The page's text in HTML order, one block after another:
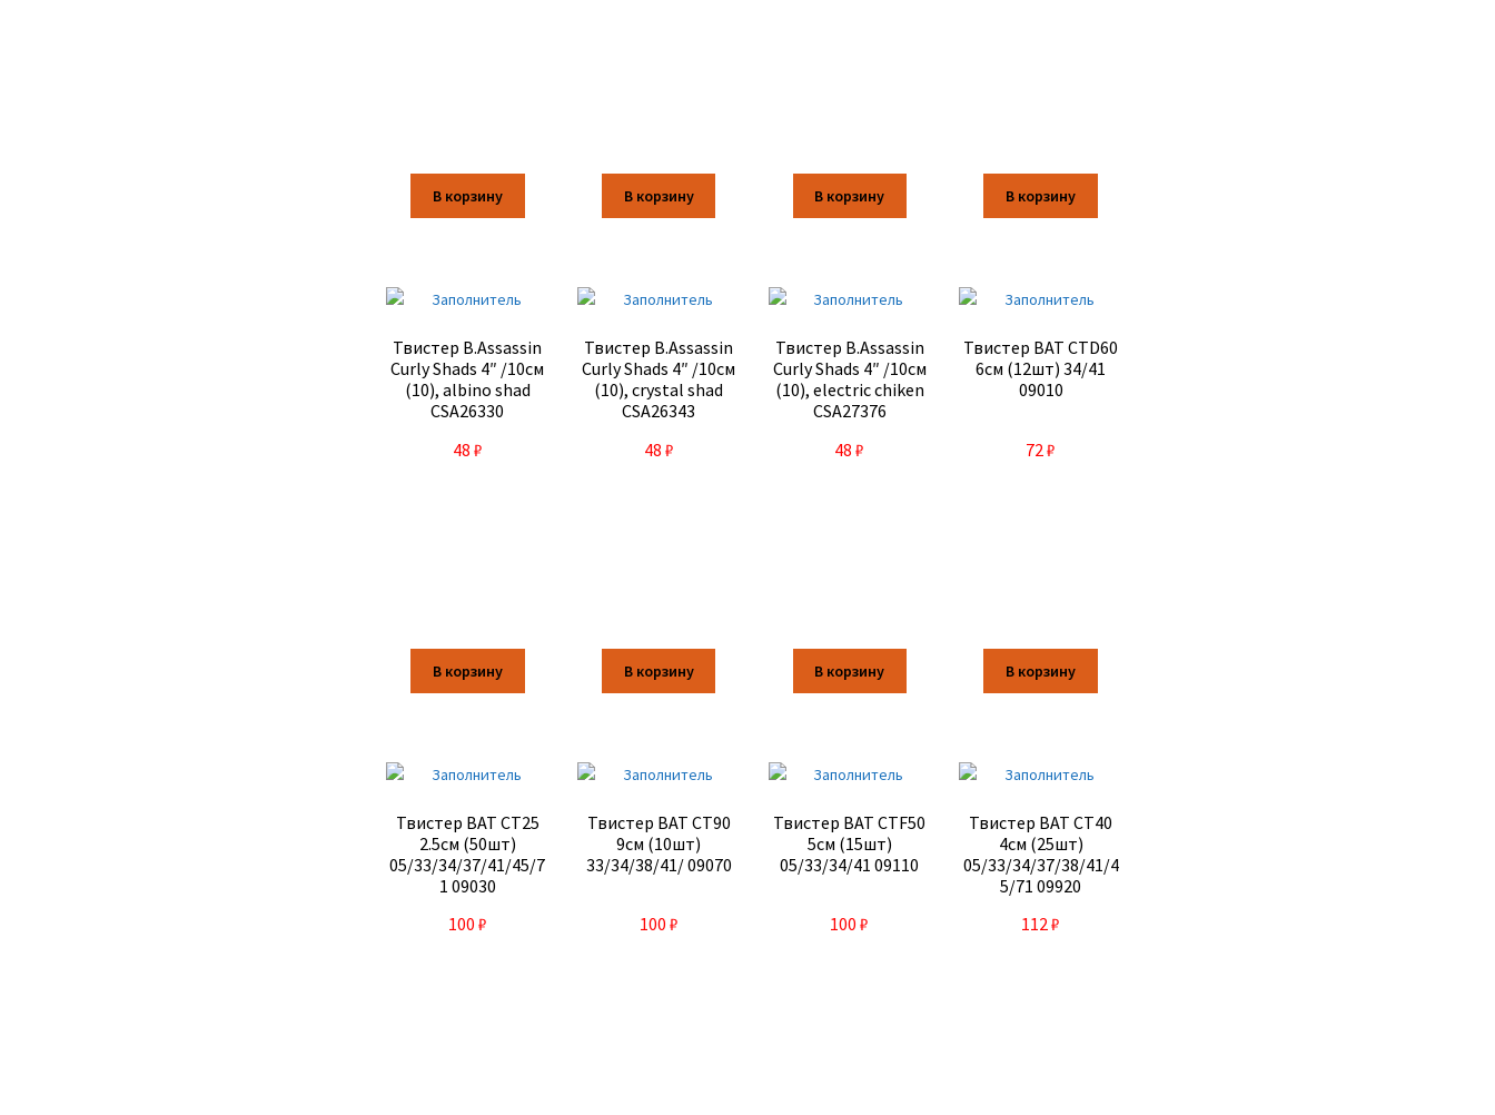
В корзину В корзину В корзину В корзину
Твистер B.Assassin
Curly Shads 4″ /10см
(10), albino shad
CSA26330
48 ₽
В корзину
Твистер B.Assassin
Curly Shads 4″ /10см
(10), crystal shad
CSA26343
48 ₽
В корзину
Твистер B.Assassin
Curly Shads 4″ /10см
(10), electric chiken
CSA27376
48₽
В корзину
Твистер BAT CTD60
6см (12шт) 34/41
09010
72₽
В корзину
Твистер BAT CT25
2.5см (50шт)
05/33/34/37/41/45/7
1 09030
100 ₽
Твистер BAT CT90
9см (10шт)
33/34/38/41/ 09070
100 ₽
Твистер BAT CTF50
5см (15шт)
05/33/34/41 09110
100₽
Твистер BAT CT40
4см (25шт)
05/33/34/37/38/41/4
5/71 09920
112₽